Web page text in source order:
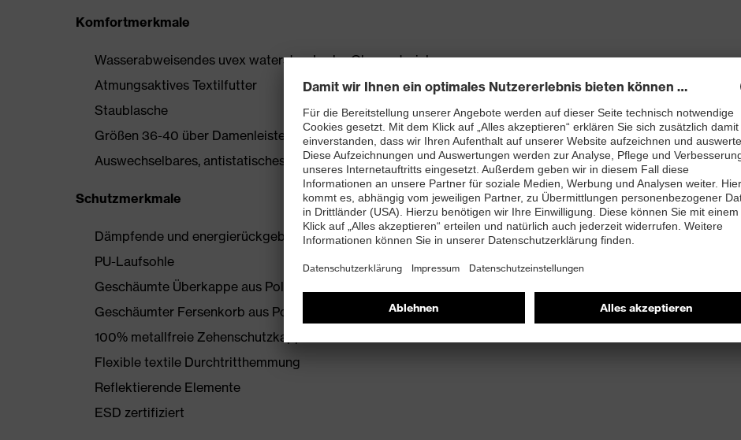
Komfortmerkmale
Wasserabweisendes uvex waterstop Leder Obermaterial
Atmungsaktives Textilfutter
Staublasche
Größen 36-40 über Damenleisten hergestellt
Auswechselbares, antistatisches Komfortfußbett (Art. Nr.: 86937-9)
Schutzmerkmale
Dämpfende und energierückgebende uvex i-PUREnrj Zwischensohle
PU-Laufsohle
Geschäumte Überkappe aus Polyurethan
Geschäumter Fersenkorb aus Polyurethan
100% metallfreie Zehenschutzkappe
Flexible textile Durchtritthemmung
Reflektierende Elemente
ESD zertifiziert